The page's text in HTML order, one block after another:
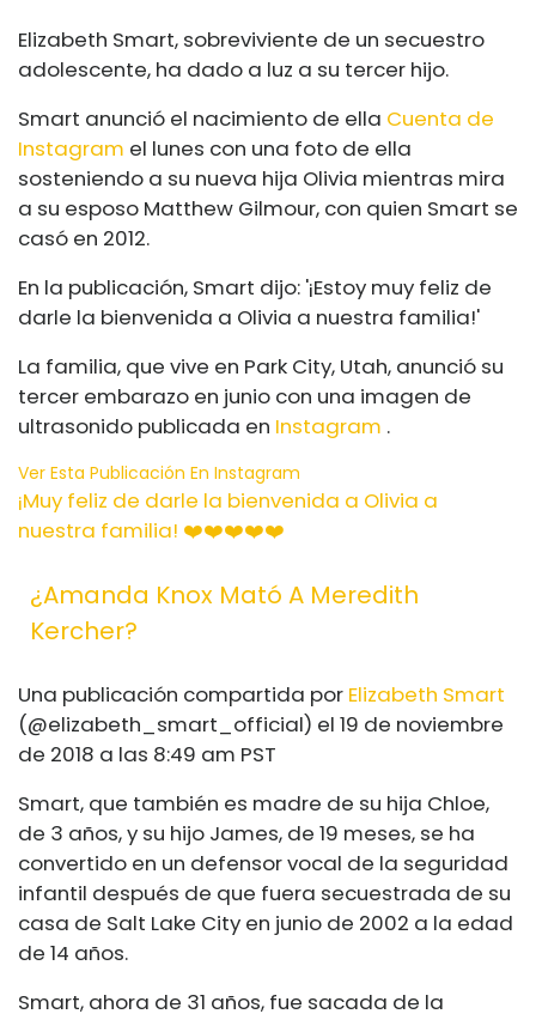
Elizabeth Smart, sobreviviente de un secuestro
adolescente, ha dado a luz a su tercer hijo.
Smart anunció el nacimiento de ella Cuenta de
Instagram el lunes con una foto de ella
sosteniendo a su nueva hija Olivia mientras mira
a su esposo Matthew Gilmour, con quien Smart se
casó en 2012.
En la publicación, Smart dijo: '¡Estoy muy feliz de
darle la bienvenida a Olivia a nuestra familia!'
La familia, que vive en Park City, Utah, anunció su
tercer embarazo en junio con una imagen de
ultrasonido publicada en Instagram .
Ver Esta Publicación En Instagram
¡Muy feliz de darle la bienvenida a Olivia a
nuestra familia! ❤️❤️❤️❤️❤️
¿Amanda Knox Mató A Meredith
Kercher?
Una publicación compartida por Elizabeth Smart
(@elizabeth_smart_official) el 19 de noviembre
de 2018 a las 8:49 am PST
Smart, que también es madre de su hija Chloe,
de 3 años, y su hijo James, de 19 meses, se ha
convertido en un defensor vocal de la seguridad
infantil después de que fuera secuestrada de su
casa de Salt Lake City en junio de 2002 a la edad
de 14 años.
Smart, ahora de 31 años, fue sacada de la